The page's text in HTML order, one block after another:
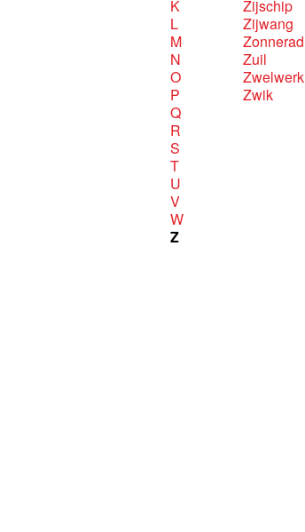
K
L
M
N
O
P
Q
R
S
T
U
V
W
Z
Zijschip
Zijwang
Zonnerad
Zuil
Zwelwerk
Zwik